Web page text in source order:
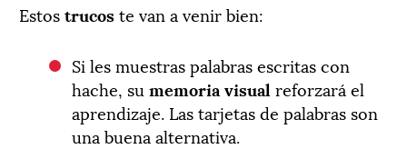
Estostrucoste van a venir bien:
Si les muestras palabras escritas con
hache, sumemoria visual reforzará el
aprendizaje. Las tarjetas de palabras son
una buena alternativa.